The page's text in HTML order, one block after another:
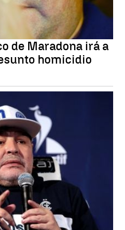
de Maradona irá a
homicidio